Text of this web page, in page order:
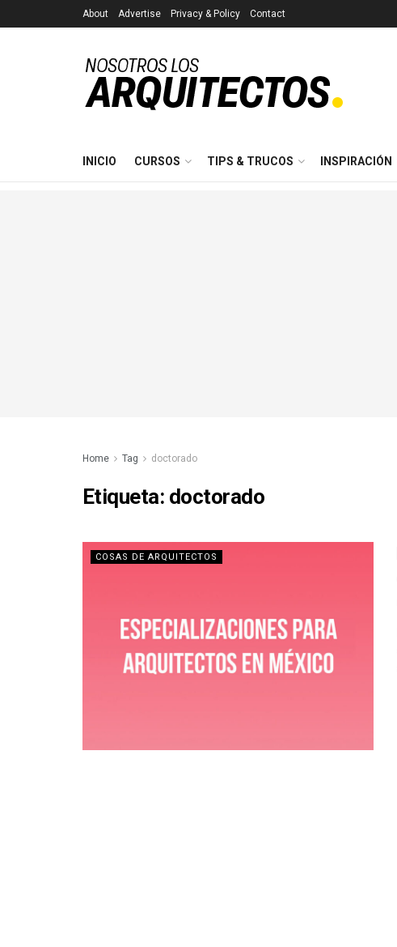
About Advertise Privacy & Policy Contact
INICIO CURSOS TIPS & TRUCOS INSPIRACIÓN
Home Tag doctorado
Etiqueta: doctorado
COSAS DE ARQUITECTOS